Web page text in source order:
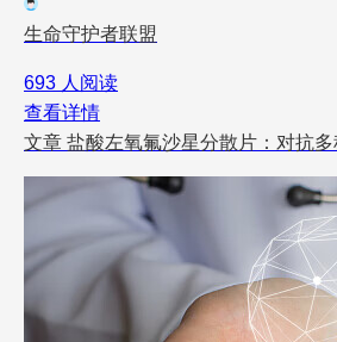
生命守护者联盟
693 人阅读
查看详情
文章 盐酸左氧氟沙星分散片：对抗